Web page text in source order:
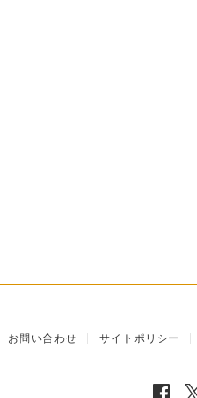
お問い合わせ サイトポリシー